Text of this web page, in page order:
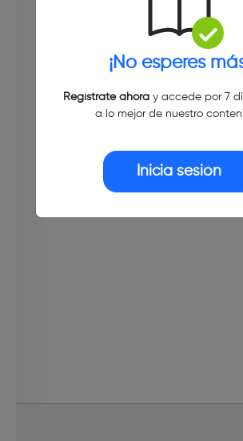
¡No esperes
Regístrate ahoray accede por 7
a lo mejor de nuestro
Inicia sesión